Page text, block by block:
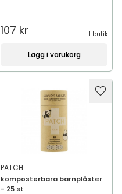
107 kr 1 butik
Lägg i varukorg
PATCH
komposterbara barnplåster
- 25 st